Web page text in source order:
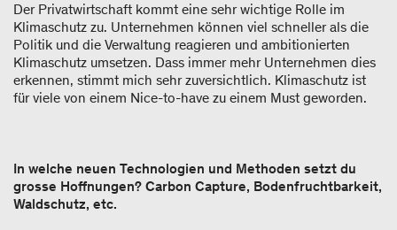
Der Privatwirtschaft kommt eine sehr wichtige Rolle im
Klimaschutz zu. Unternehmen können viel schneller als die
Politik und die Verwaltung reagieren und ambitionierten
Klimaschutz umsetzen. Dass immer mehr Unternehmen dies
erkennen, stimmt mich sehr zuversichtlich. Klimaschutz ist
für viele von einem Nice-to-have zu einem Must geworden.
In welche neuen Technologien und Methoden setzt du
grosse Hoffnungen? Carbon Capture, Bodenfruchtbarkeit,
Waldschutz, etc.